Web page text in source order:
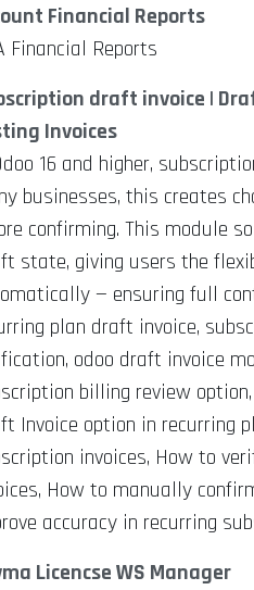
Financial Reports
Financial Reports
draft invoice |
Invoices
16 and higher,
businesses, this creates
confirming. This module
state, giving users the
— ensuring full
plan draft invoice,
odoo draft invoice
billing review
Invoice option in recurring
invoices, How to
How to manually
accuracy in recurring
Licencse WS Manager